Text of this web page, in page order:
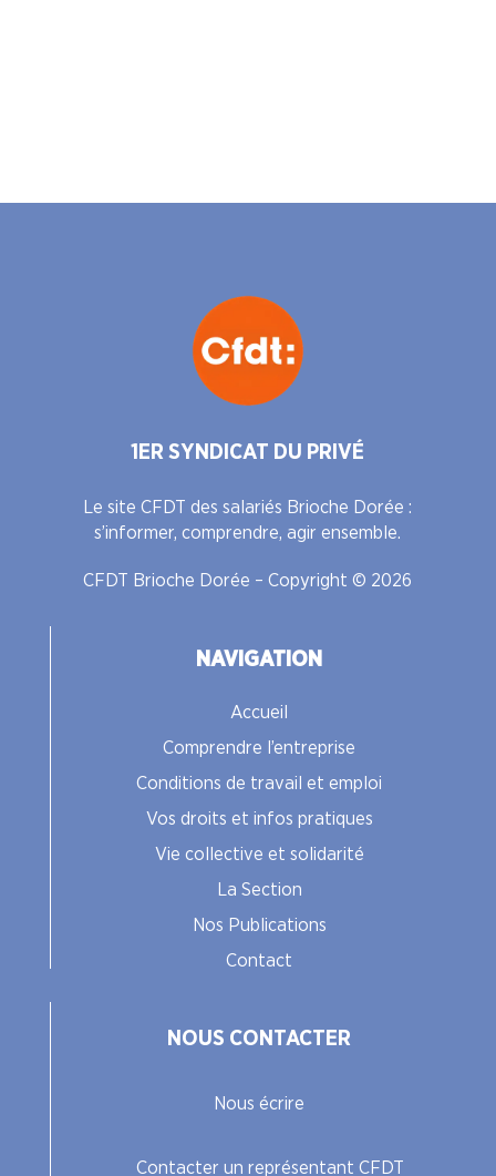
1ER SYNDICAT DU PRIVÉ
Le site CFDT des salariés Brioche Dorée :
s’informer, comprendre, agir ensemble.
CFDT Brioche Dorée – Copyright © 2026
NAVIGATION
Accueil
Comprendre l’entreprise
Conditions de travail et emploi
Vos droits et infos pratiques
Vie collective et solidarité
La Section
Nos Publications
Contact
NOUS CONTACTER
Nous écrire
Contacter un représentant CFDT